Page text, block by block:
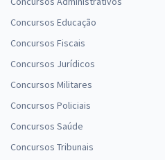
Concursos Educação
Concursos Fiscais
Concursos Jurídicos
Concursos Militares
Concursos Policiais
Concursos Saúde
Concursos Tribunais